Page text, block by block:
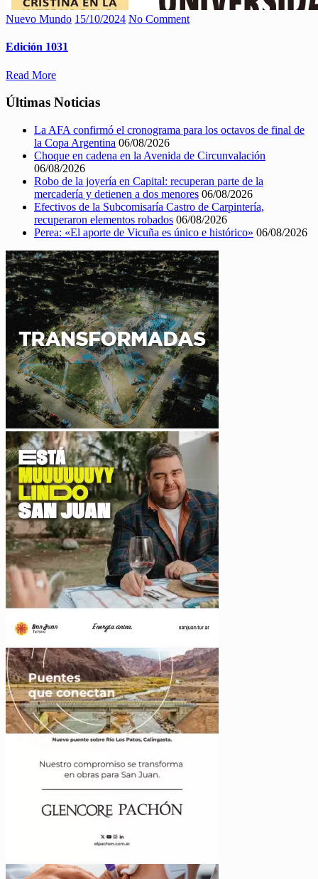
Nuevo Mundo 15/10/2024 No Comment
Edición 1031
Read More
Últimas Noticias
La AFA confirmó el cronograma para los octavos de final de
la Copa Argentina 06/08/2026
Choque en cadena en la Avenida de Circunvalación
06/08/2026
Robo de la joyería en Capital: recuperan parte de la
mercadería y detienen a dos menores 06/08/2026
Efectivos de la Subcomisaría Castro de Carpintería,
recuperaron elementos robados 06/08/2026
Perea: «El aporte de Vicuña es único e histórico» 06/08/2026